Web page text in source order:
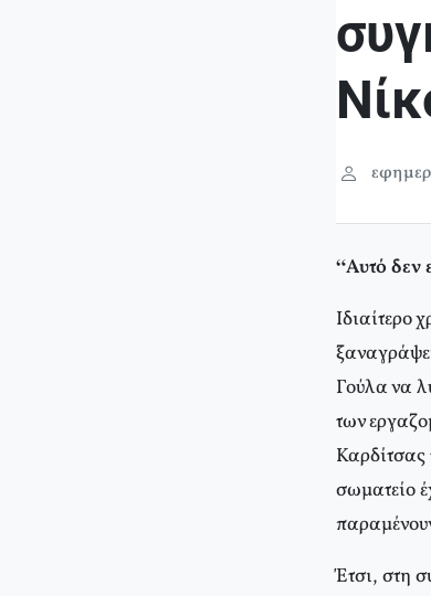
“Αυτό δεν
Ιδιαίτερο
Γούλα να
των
Καρδίτσας
σωματείο
Έτσι, στη